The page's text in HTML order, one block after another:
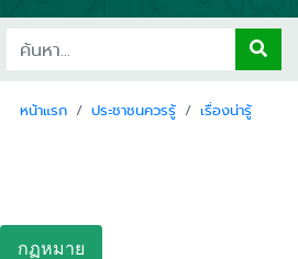
หน้าแรก ประชาชนควรรู้ เรื่องน่ารู้
กฏหมาย